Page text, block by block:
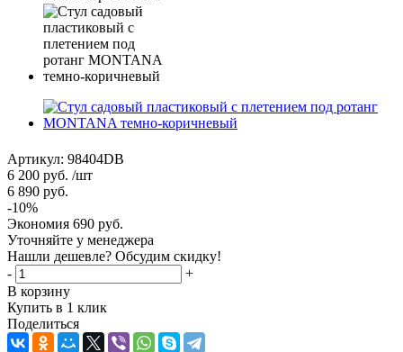
Артикул: 98404DB
6 200 руб. /шт
6 890 руб.
-10%
Экономия 690 руб.
Уточняйте у менеджера
Нашли дешевле? Обсудим скидку!
-
+
В корзину
Купить в 1 клик
Поделиться